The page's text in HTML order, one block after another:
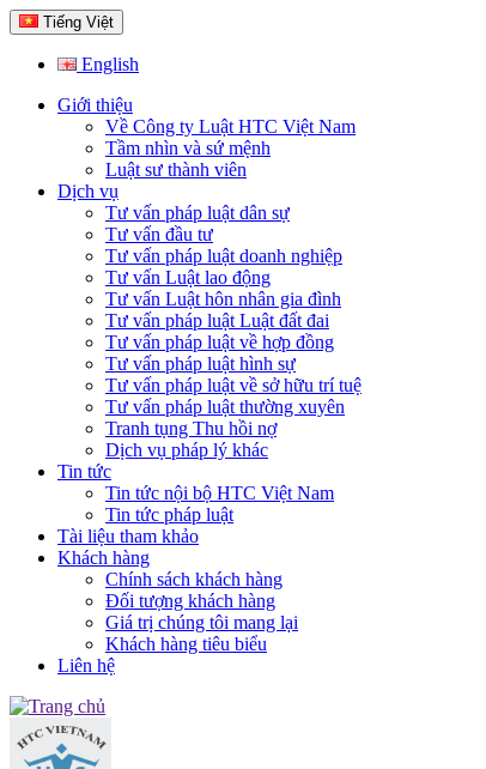
Tiếng Việt
English
Giới thiệu
Về Công ty Luật HTC Việt Nam
Tầm nhìn và sứ mệnh
Luật sư thành viên
Dịch vụ
Tư vấn pháp luật dân sự
Tư vấn đầu tư
Tư vấn pháp luật doanh nghiệp
Tư vấn Luật lao động
Tư vấn Luật hôn nhân gia đình
Tư vấn pháp luật Luật đất đai
Tư vấn pháp luật về hợp đồng
Tư vấn pháp luật hình sự
Tư vấn pháp luật về sở hữu trí tuệ
Tư vấn pháp luật thường xuyên
Tranh tụng Thu hồi nợ
Dịch vụ pháp lý khác
Tin tức
Tin tức nội bộ HTC Việt Nam
Tin tức pháp luật
Tài liệu tham khảo
Khách hàng
Chính sách khách hàng
Đối tượng khách hàng
Giá trị chúng tôi mang lại
Khách hàng tiêu biểu
Liên hệ